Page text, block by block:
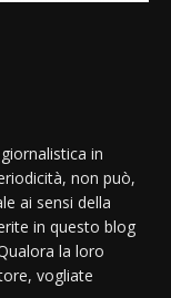
in
non può,
ai sensi della
in questo blog
la loro
vogliate